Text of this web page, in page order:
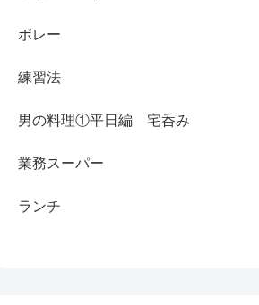
ボレー
練習法
男の料理①平日編 宅呑み
業務スーパー
ランチ